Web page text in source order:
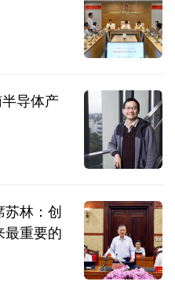
导体产
苏林：创
最重要的